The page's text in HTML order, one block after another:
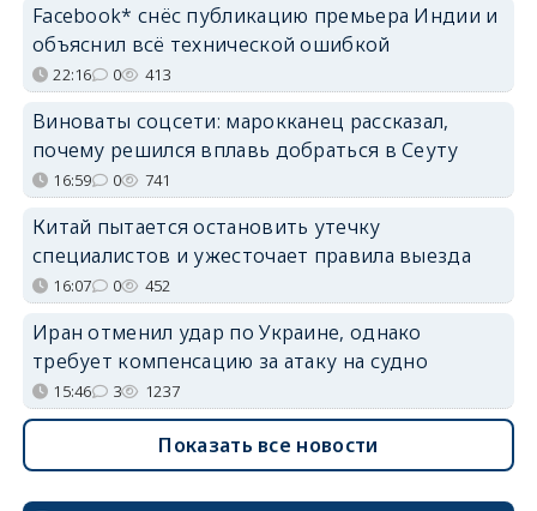
Facebook* снёс публикацию премьера Индии и
объяснил всё технической ошибкой
22:16 0 413
Виноваты соцсети: марокканец рассказал,
почему решился вплавь добраться в Сеуту
16:59 0 741
Китай пытается остановить утечку
специалистов и ужесточает правила выезда
16:07 0 452
Иран отменил удар по Украине, однако
требует компенсацию за атаку на судно
15:46 3 1237
Показать все новости